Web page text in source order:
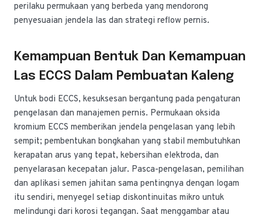
perilaku permukaan yang berbeda yang mendorong
penyesuaian jendela las dan strategi reflow pernis.
Kemampuan Bentuk Dan Kemampuan
Las ECCS Dalam Pembuatan Kaleng
Untuk bodi ECCS, kesuksesan bergantung pada pengaturan
pengelasan dan manajemen pernis. Permukaan oksida
kromium ECCS memberikan jendela pengelasan yang lebih
sempit; pembentukan bongkahan yang stabil membutuhkan
kerapatan arus yang tepat, kebersihan elektroda, dan
penyelarasan kecepatan jalur. Pasca-pengelasan, pemilihan
dan aplikasi semen jahitan sama pentingnya dengan logam
itu sendiri, menyegel setiap diskontinuitas mikro untuk
melindungi dari korosi tegangan. Saat menggambar atau